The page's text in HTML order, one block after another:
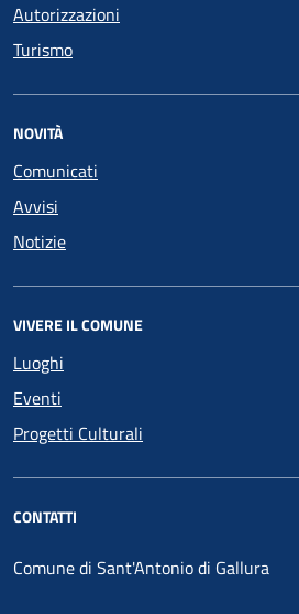
Autorizzazioni
Turismo
NOVITÀ
Comunicati
Avvisi
Notizie
VIVERE IL COMUNE
Luoghi
Eventi
Progetti Culturali
CONTATTI
Comune di Sant'Antonio di Gallura